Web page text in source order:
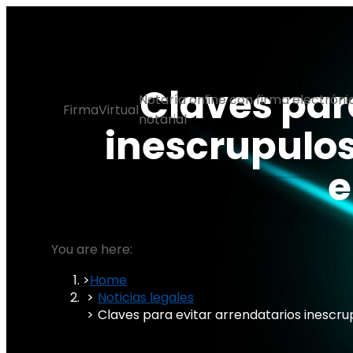
FirmaVirtual
Notaría online con firma
notarial
Claves
You are here:
Home
Noticias legales
Claves para evitar arrendatarios